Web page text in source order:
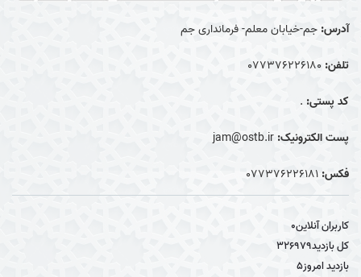
آدرس: جم-خیابان معلم- فرمانداری جم
تلفن: 077376226180
کد پستی: .
پست الکترونیک: jam@ostb.ir
فکس: 077376226181
کاربران آنلاین0
کل بازدید326979
بازدید امروز5